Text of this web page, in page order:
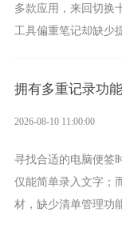
多款应用，来回切换
工具偏重笔记却缺少
拥有多重记录功
2026-08-10 11:00:00
寻找合适的电脑便签
仅能简单录入文字；
材，缺少清单管理功